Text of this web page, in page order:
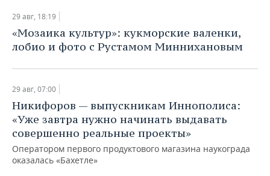
ТЕЛЕКОММУНИКАЦИИ
БИЗНЕС-БРАНЧИ
ONLINE-КОНФЕРЕНЦИИ
ОТКРЫТАЯ ЛЕКЦИЯ
ФУТБОЛ
ХОККЕЙ
БАСКЕТБОЛ
ВОЛЕЙБОЛ
КИБЕРСПОРТ
ФИГУРНОЕ КАТАНИЕ
НОВОСТИ ОБЩЕСТВА
ВЛАСТЬ
ИНФРАСТРУКТУРА
ИСТОРИЯ
КУЛЬТУРА
МЕДИЦИНА
ФОТОГАЛЕРЕЯ
СЮЖЕТЫ
СПРАВОЧНИК
СПИСОК ПЕРСОН
СПИСОК КОМПАНИЙ
ПОЛНАЯ ВЕРСИЯ
29 авг, 18:19
«Мозаика культур»: кукморские валенки,
лобио и фото с Рустамом Миннихановым
29 авг, 07:00
Никифоров — выпускникам Иннополиса:
«Уже завтра нужно начинать выдавать
совершенно реальные проекты»
Оператором первого продуктового магазина наукограда
оказалась «Бахетле»